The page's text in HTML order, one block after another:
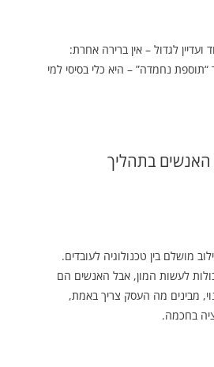
לגדול – אין ברירה אחרת:
“תוספת נחמדה” – היא כלי בסיסי למי
בתהליך
מושלם בין טכנולוגיה לעובדים.
לעשות המון, אבל האנשים הם
מבינים מה העסק צריך באמת,
בחכמה.